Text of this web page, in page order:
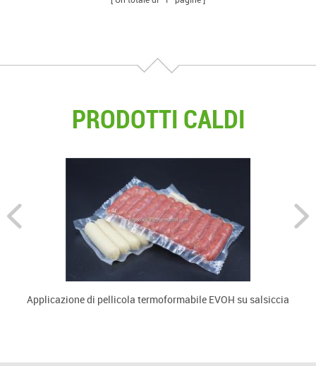
PRODOTTI CALDI
Applicazione di pellicola termoformabile EVOH su salsiccia